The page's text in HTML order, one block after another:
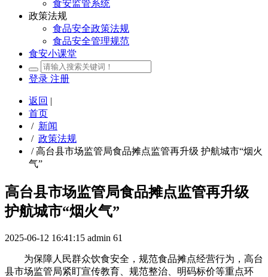
食安监管系统
政策法规
食品安全政策法规
食品安全管理规范
食安小课堂
登录 注册
返回 |
首页
/ 新闻
/ 政策法规
/高台县市场监管局食品摊点监管再升级 护航城市“烟火
气”
高台县市场监管局食品摊点监管再升级
护航城市“烟火气”
2025-06-12 16:41:15 admin 61
为保障人民群众饮食安全，规范食品摊点经营行为，高台
县市场监管局紧盯宣传教育、规范整治、明码标价等重点环